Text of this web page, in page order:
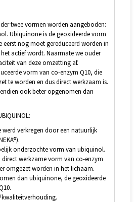
twee vormen worden aangeboden:
Ubiquinone is de geoxideerde vorm
eerst nog moet gereduceerd worden in
actief wordt. Naarmate we ouder
van deze omzetting af.
vorm van co-enzym Q10, die
te worden en dus direct werkzaam is.
ook beter opgenomen dan
verkregen door een natuurlijk
onderzochte vorm van ubiquinol.
direct werkzame vorm van co-enzym
omgezet worden in het lichaam.
dan ubiquinone, de geoxideerde
kwaliteitverhouding.